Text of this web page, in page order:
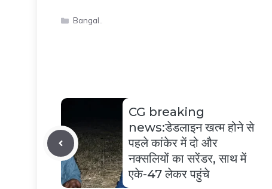
Categories
Bangal..
CG breaking
news:डेडलाइन खत्म होने से
पहले कांकेर में दो और
नक्सलियों का सरेंडर, साथ में
एके-47 लेकर पहुंचे